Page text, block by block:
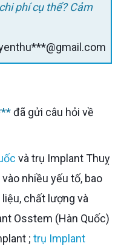
phí cụ thể? Cảm
đã gửi câu hỏi về
và trụ Implant Thuỵ
nhiều yếu tố, bao
chất lượng và
Osstem (Hàn Quốc)
; trụ Implant